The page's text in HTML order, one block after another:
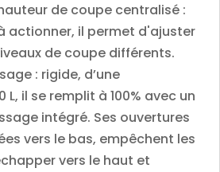
de coupe centralisé :
actionner, il permet d'ajuster
de coupe différents.
: rigide, d’une
il se remplit à 100% avec un
intégré. Ses ouvertures
vers le bas, empêchent les
vers le haut et